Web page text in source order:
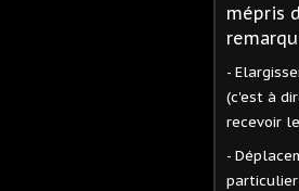
mépris
-
(c'est à
recevoir
-
particulier